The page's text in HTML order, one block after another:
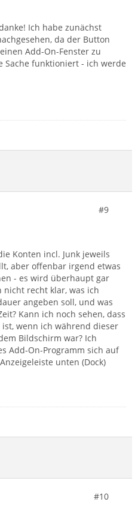
Ich habe zunächst
da der Button
Add-On-Fenster zu
Sache funktioniert - ich werde
#9
Konten incl. Junk jeweils
aber offenbar irgend etwas
- es wird überhaupt gar
recht klar, was ich
angeben soll, und was
Kann ich noch sehen, dass
wenn ich während dieser
Bildschirm war? Ich
Add-On-Programm sich auf
unten (Dock)
#10